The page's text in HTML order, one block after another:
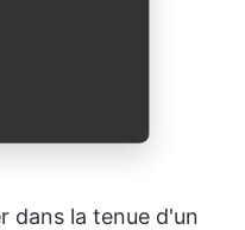
dans la tenue d'un